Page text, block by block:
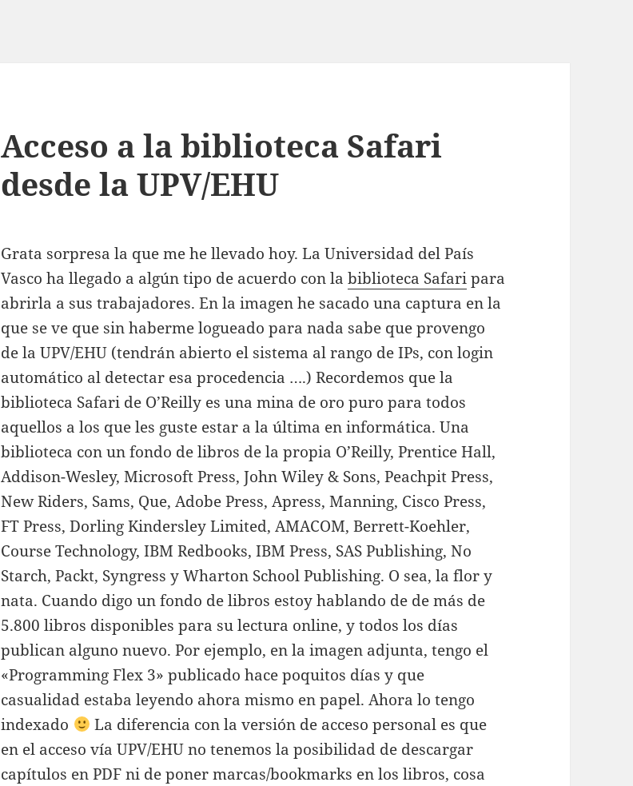
Acceso a la biblioteca Safari
desde la UPV/EHU
Grata sorpresa la que me he llevado hoy. La Universidad del País
Vasco ha llegado a algún tipo de acuerdo con labiblioteca Safaripara
abrirla a sus trabajadores. En la imagen he sacado una captura en la
que se ve que sin haberme logueado para nada sabe que provengo
de la UPV/EHU (tendrán abierto el sistema al rango de IPs, con login
automático al detectar esa procedencia ….) Recordemos que la
biblioteca Safari de O’Reilly es una mina de oro puro para todos
aquellos a los que les guste estar a la última en informática. Una
biblioteca con un fondo de libros de la propia O’Reilly, Prentice Hall,
Addison-Wesley, Microsoft Press, John Wiley & Sons, Peachpit Press,
New Riders, Sams, Que, Adobe Press, Apress, Manning, Cisco Press,
FT Press, Dorling Kindersley Limited, AMACOM, Berrett-Koehler,
Course Technology, IBM Redbooks, IBM Press, SAS Publishing, No
Starch, Packt, Syngress y Wharton School Publishing. O sea, la flor y
nata. Cuando digo un fondo de libros estoy hablando de de más de
5.800 libros disponibles para su lectura online, y todos los días
publican alguno nuevo. Por ejemplo, en la imagen adjunta, tengo el
«Programming Flex 3» publicado hace poquitos días y que
casualidad estaba leyendo ahora mismo en papel. Ahora lo tengo
indexado
La diferencia con la versión de acceso personal es que
en el acceso vía UPV/EHU no tenemos la posibilidad de descargar
capítulos en PDF ni de poner marcas/bookmarks en los libros, cosa